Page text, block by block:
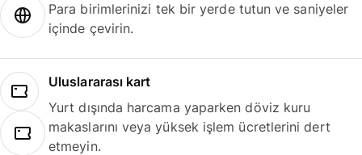
Para birimlerinizi tek bir yerde tutun ve saniyeler
içinde çevirin.
Uluslararası kart
Yurt dışında harcama yaparken döviz kuru
makaslarını veya yüksek işlem ücretlerini dert
etmeyin.